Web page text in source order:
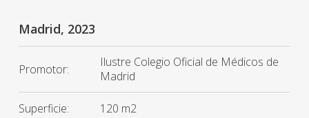
Madrid, 2023
Promotor:
Ilustre Colegio Oficial de Médicos de
Madrid
Superficie: 120 m2